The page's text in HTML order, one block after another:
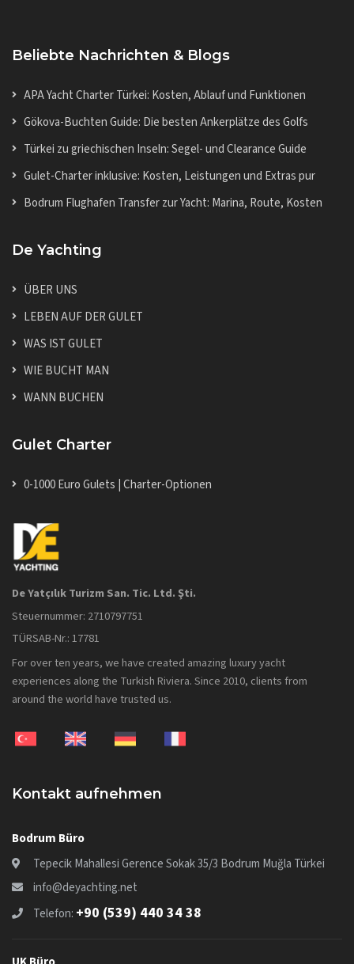
Beliebte Nachrichten & Blogs
APA Yacht Charter Türkei: Kosten, Ablauf und Funktionen
Gökova-Buchten Guide: Die besten Ankerplätze des Golfs
Türkei zu griechischen Inseln: Segel- und Clearance Guide
Gulet-Charter inklusive: Kosten, Leistungen und Extras pur
Bodrum Flughafen Transfer zur Yacht: Marina, Route, Kosten
De Yachting
ÜBER UNS
LEBEN AUF DER GULET
WAS IST GULET
WIE BUCHT MAN
WANN BUCHEN
Gulet Charter
0-1000 Euro Gulets | Charter-Optionen
De Yatçılık Turizm San. Tic. Ltd. Şti.
Steuernummer: 2710797751
TÜRSAB-Nr.: 17781
For over ten years, we have created amazing luxury yacht
experiences along the Turkish Riviera. Since 2010, clients from
around the world have trusted us.
Kontakt aufnehmen
Bodrum Büro
Tepecik Mahallesi Gerence Sokak 35/3 Bodrum Muğla Türkei
info@deyachting.net
Telefon: +90 (539) 440 34 38